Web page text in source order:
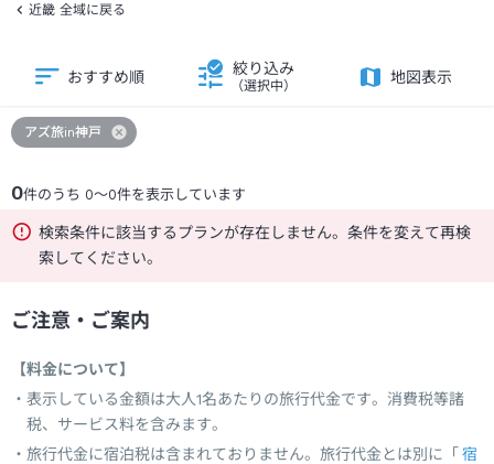
近畿 全域に戻る
0件のうち 0～0件を表示しています
おすすめ順 絞り込み
（選択中）
地図表示
アズ旅in神戸
検索条件に該当するプランが存在しません。条件を変えて再検
索してください。
ご注意・ご案内
【料金について】
表示している金額は大人1名あたりの旅行代金です。消費税等諸
税、サービス料を含みます。
旅行代金に宿泊税は含まれておりません。旅行代金とは別に「 宿